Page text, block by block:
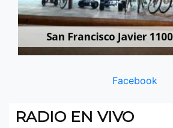
Facebook
RADIO EN VIVO